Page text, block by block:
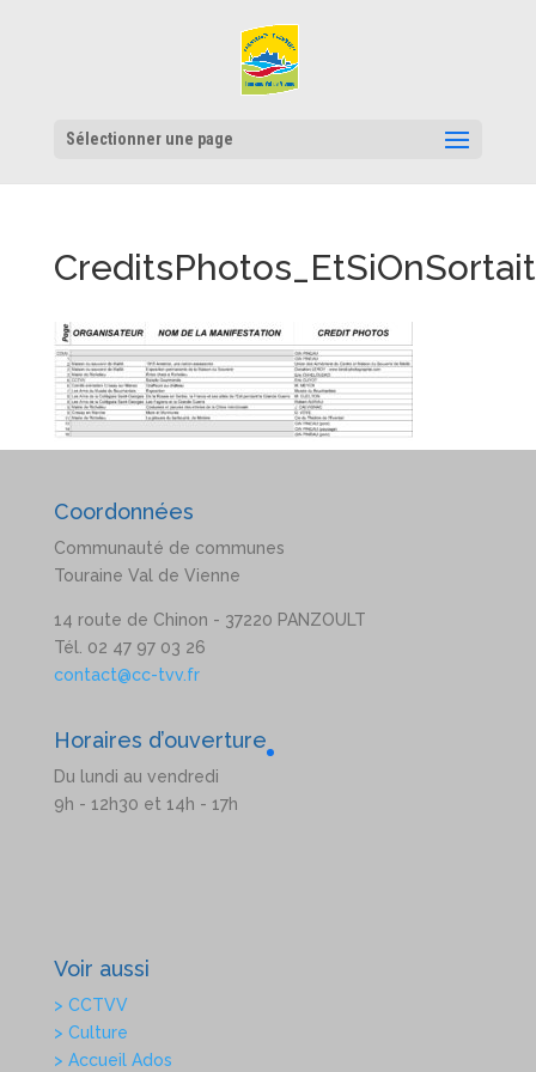
Sélectionner une page
Coordonnées
Communauté de communes
Touraine Val de Vienne
14 route de Chinon - 37220 PANZOULT
Tél. 02 47 97 03 26
contact@cc-tvv.fr
Horaires d’ouverture
Du lundi au vendredi
9h - 12h30 et 14h - 17h
Voir aussi
> CCTVV
> Culture
> Accueil Ados